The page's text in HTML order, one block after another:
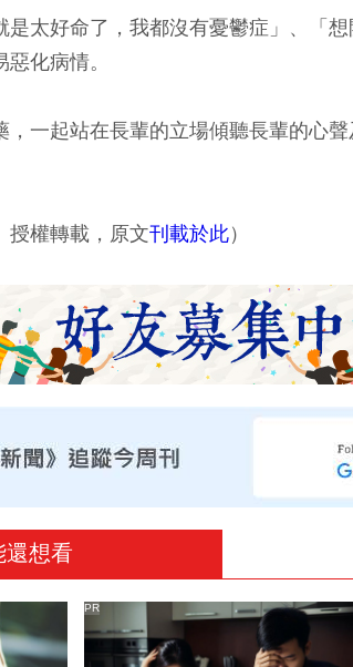
是太好命了，我都沒有憂鬱症」、「
化病情。
，一起站在長輩的立場傾聽長輩的心
授權轉載，原文刊載於此）
還想看
PR